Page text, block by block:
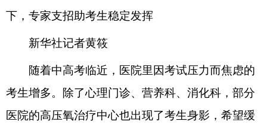
下，专家支招助考生稳定发挥
新华社记者黄筱
随着中高考临近，医院里因考试压力而焦虑的
考生增多。除了心理门诊、营养科、消化科，部分
医院的高压氧治疗中心也出现了考生身影，希望缓